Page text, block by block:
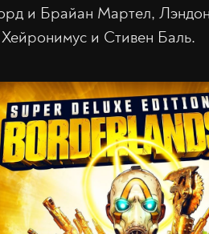
и Брайан Мартел,
и Стивен Баль.